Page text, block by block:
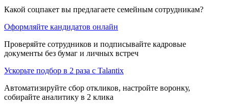
Какой соцпакет вы предлагаете семейным сотрудникам?
Оформляйте кандидатов онлайн
Проверяйте сотрудников и подписывайте кадровые
документы без бумаг и личных встреч
Ускорьте подбор в 2 раза с Talantix
Автоматизируйте сбор откликов, настройте воронку,
собирайте аналитику в 2 клика